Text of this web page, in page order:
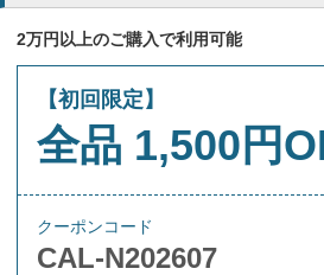
2万円以上のご購入で利用可能
【初回限定】
全品 1,500円
クーポンコード
CAL-N202607